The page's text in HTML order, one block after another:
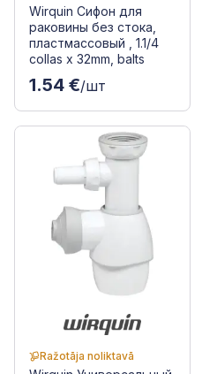
Wirquin Сифон для
раковины без стока,
пластмассовый , 1.1/4
collas x 32mm, balts
1.54 €/шт
Ražotāja noliktavā